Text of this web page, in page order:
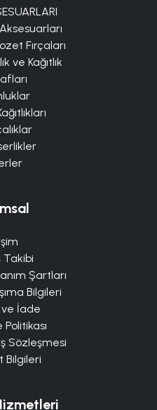
Fırçaları
ve Kağıtlık
Takibi
Şartları
Bilgileri
İade
Sözleşmesi
Bilgileri